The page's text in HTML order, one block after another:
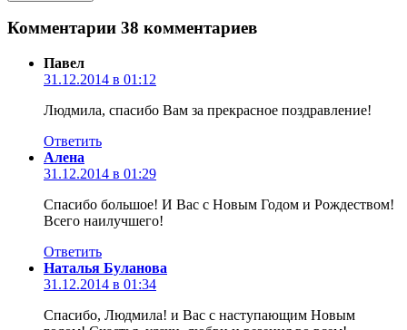
Комментарии 38 комментариев
Павел
31.12.2014 в 01:12
Людмила, спасибо Вам за прекрасное поздравление!
Ответить
Алена
31.12.2014 в 01:29
Спасибо большое! И Вас с Новым Годом и Рождеством!
Всего наилучшего!
Ответить
Наталья Буланова
31.12.2014 в 01:34
Спасибо, Людмила! и Вас с наступающим Новым